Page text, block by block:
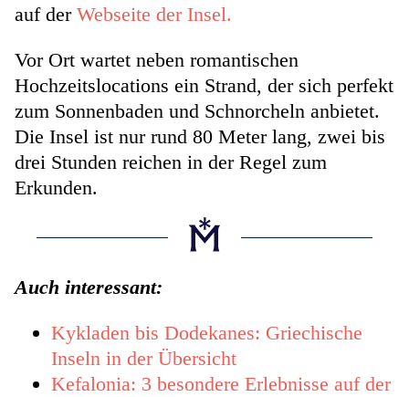
auf der Webseite der Insel.
Vor Ort wartet neben romantischen
Hochzeitslocations ein Strand, der sich perfekt
zum Sonnenbaden und Schnorcheln anbietet.
Die Insel ist nur rund 80 Meter lang, zwei bis
drei Stunden reichen in der Regel zum
Erkunden.
Auch interessant:
Kykladen bis Dodekanes: Griechische
Inseln in der Übersicht
Kefalonia: 3 besondere Erlebnisse auf der